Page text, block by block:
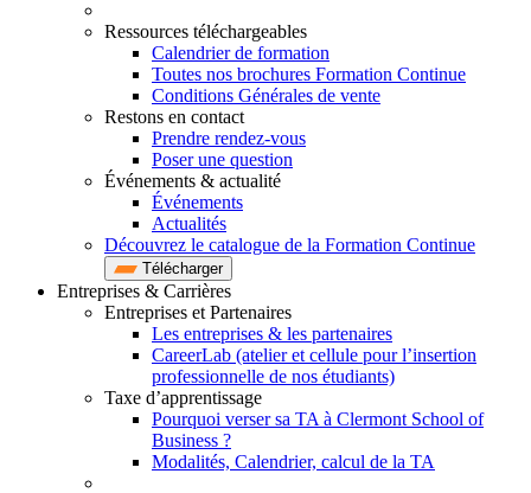
Ressources téléchargeables
Calendrier de formation
Toutes nos brochures Formation Continue
Conditions Générales de vente
Restons en contact
Prendre rendez-vous
Poser une question
Événements & actualité
Événements
Actualités
Découvrez le catalogue de la Formation Continue
Télécharger
Entreprises & Carrières
Entreprises et Partenaires
Les entreprises & les partenaires
CareerLab (atelier et cellule pour l’insertion
professionnelle de nos étudiants)
Taxe d’apprentissage
Pourquoi verser sa TA à Clermont School of
Business ?
Modalités, Calendrier, calcul de la TA